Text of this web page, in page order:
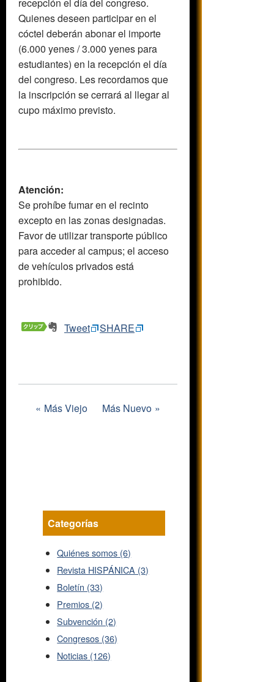
Quienes deseen participar en el
cóctel deberán abonar el importe
(6.000 yenes / 3.000 yenes para
estudiantes) en la recepción el día
del congreso. Les recordamos que
la inscripción se cerrará al llegar al
cupo máximo previsto.
Atención:
Se prohíbe fumar en el recinto
excepto en las zonas designadas.
Favor de utilizar transporte público
para acceder al campus; el acceso
de vehículos privados está
prohibido.
Tweet SHARE
Más Viejo Más Nuevo
Categorías
Quiénes somos (6)
Revista HISPÁNICA (3)
Boletín (33)
Premios (2)
Subvención (2)
Congresos (36)
Noticias (126)